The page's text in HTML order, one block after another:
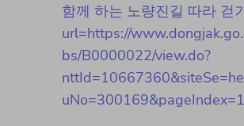
함께 하는 노량진길 따라 걷
url=https://
bs/B0000022/view.do?
uNo=300169&pageIndex=1